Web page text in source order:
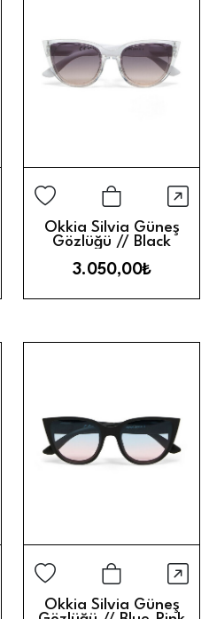
Görünüm
Sepete
Okkia Silvia Güneş
Gözlüğü // Black
3.050,00₺
Görünüm
Sepete
Okkia Silvia Güneş